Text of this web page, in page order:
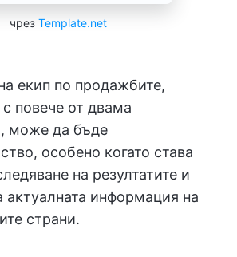
чрез Template.net
екип по продажбите,
повече от двама
може да бъде
особено когато става
на резултатите и
информация на
страни.